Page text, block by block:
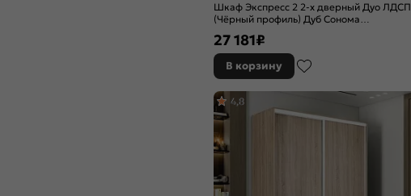
Шкаф Экспресс 2 2-х дверный Дуо ЛДСП
(Чёрный профиль) Дуб Сонома
27 181₽
В корзину
4,8